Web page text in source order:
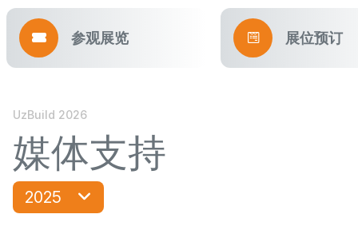
参观展览 展位预订
UzBuild 2026
媒体支持
2025